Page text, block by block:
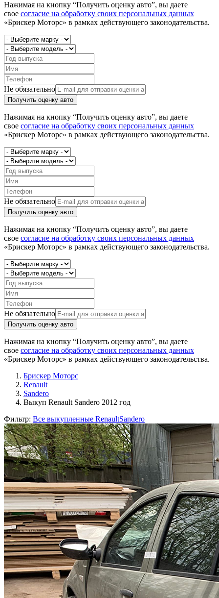
Нажимая на кнопку “Получить оценку авто”, вы даете
свое согласие на обработку своих персональных данных
«Брискер Моторс» в рамках действующего законодательства.
Не обязательно
Получить оценку авто
Нажимая на кнопку “Получить оценку авто”, вы даете
свое согласие на обработку своих персональных данных
«Брискер Моторс» в рамках действующего законодательства.
Не обязательно
Получить оценку авто
Нажимая на кнопку “Получить оценку авто”, вы даете
свое согласие на обработку своих персональных данных
«Брискер Моторс» в рамках действующего законодательства.
Не обязательно
Получить оценку авто
Нажимая на кнопку “Получить оценку авто”, вы даете
свое согласие на обработку своих персональных данных
«Брискер Моторс» в рамках действующего законодательства.
Брискер Моторс
Renault
Sandero
Выкуп Renault Sandero 2012 год
Фильтр: Все выкупленные RenaultSandero